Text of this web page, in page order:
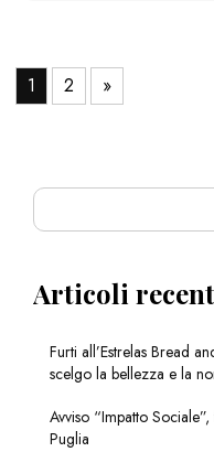
1 2 »
Articoli
Furti all’Estrelas Bread
scelgo la bellezza e la
Avviso “Impatto
Puglia